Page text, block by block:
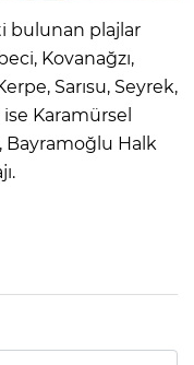
bulunan plajlar
Kovanağzı,
Sarısu, Seyrek,
Karamürsel
Bayramoğlu Halk